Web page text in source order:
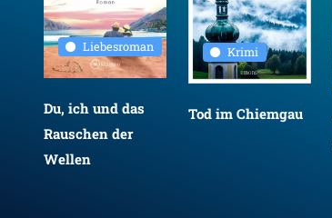
Liebesroman
Du, ich und das
Rauschen der
Wellen
Krimi
Tod im Chiemgau